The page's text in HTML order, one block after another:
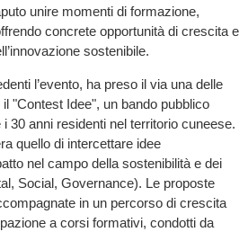
unire momenti di formazione,
concrete opportunità di crescita e
sostenibile.
l’evento, ha preso il via una delle
"Contest Idee", un bando pubblico
30 anni residenti nel territorio cuneese.
quello di intercettare idee
nel campo della sostenibilità e dei
Social, Governance). Le proposte
in un percorso di crescita
a corsi formativi, condotti da